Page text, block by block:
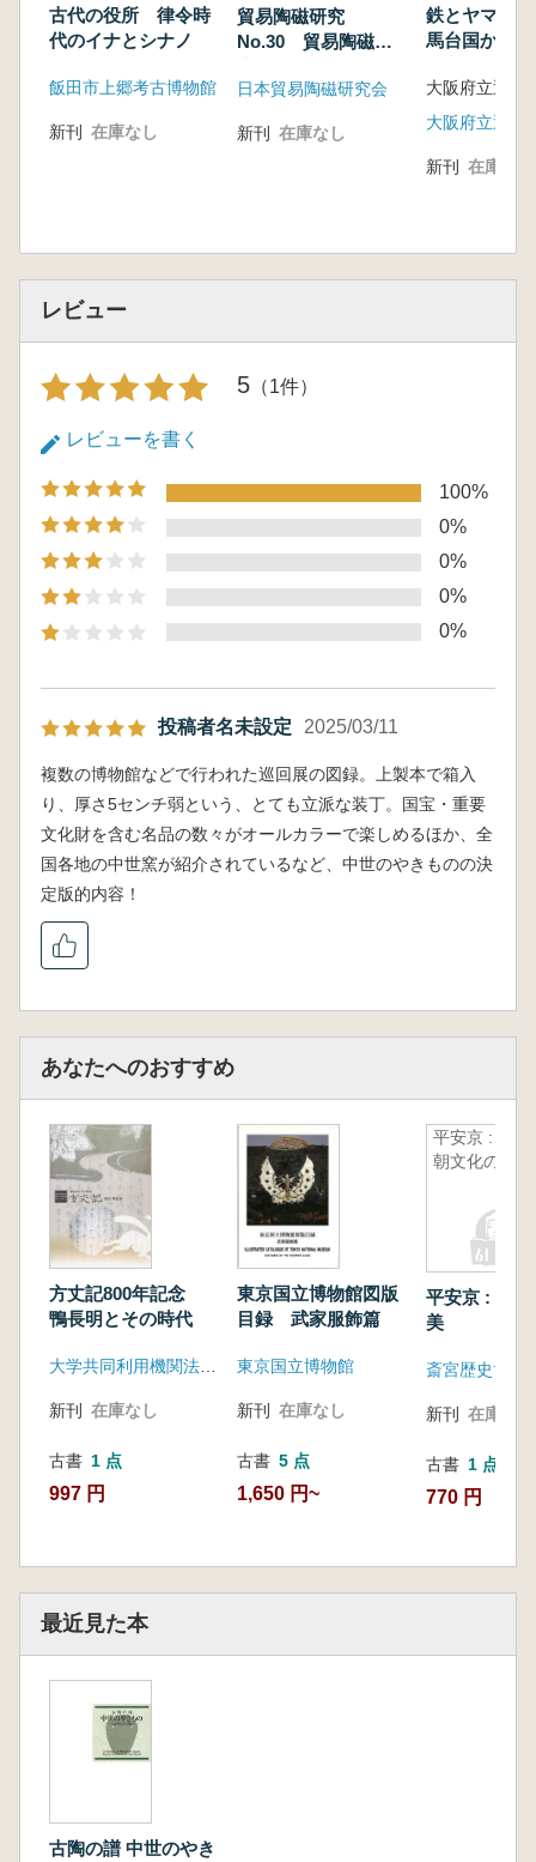
古代の役所 律令時
代のイナとシナノ
飯田市上郷考古博物館
新刊 在庫なし
貿易陶磁研究
No.30 貿易陶磁研
日本貿易陶磁研究会
新刊 在庫なし
鉄とヤマト
馬台国から
新刊 在庫なし
レビュー
5 （1件）
レビューを書く
100%
0%
0%
0%
0%
投稿者名未設定 2025/03/11
複数の博物館などで行われた巡回展の図録。上製本で箱入
り、厚さ5センチ弱という、とても立派な装丁。国宝・重要
文化財を含む名品の数々がオールカラーで楽しめるほか、全
国各地の中世窯が紹介されているなど、中世のやきものの決
定版的内容！
あなたへのおすすめ
方丈記800年記念
鴨長明とその時代
新刊 在庫なし
古書 1 点
997 円
東京国立博物館図版
目録 武家服飾篇
東京国立博物館
新刊 在庫なし
古書 5 点
1,650 円~
平安京 : 王
朝文化の美
平安京 : 王朝
美
斎宮歴史博物
新刊 在庫なし
古書 1 点
770 円
最近見た本
古陶の譜 中世のやき